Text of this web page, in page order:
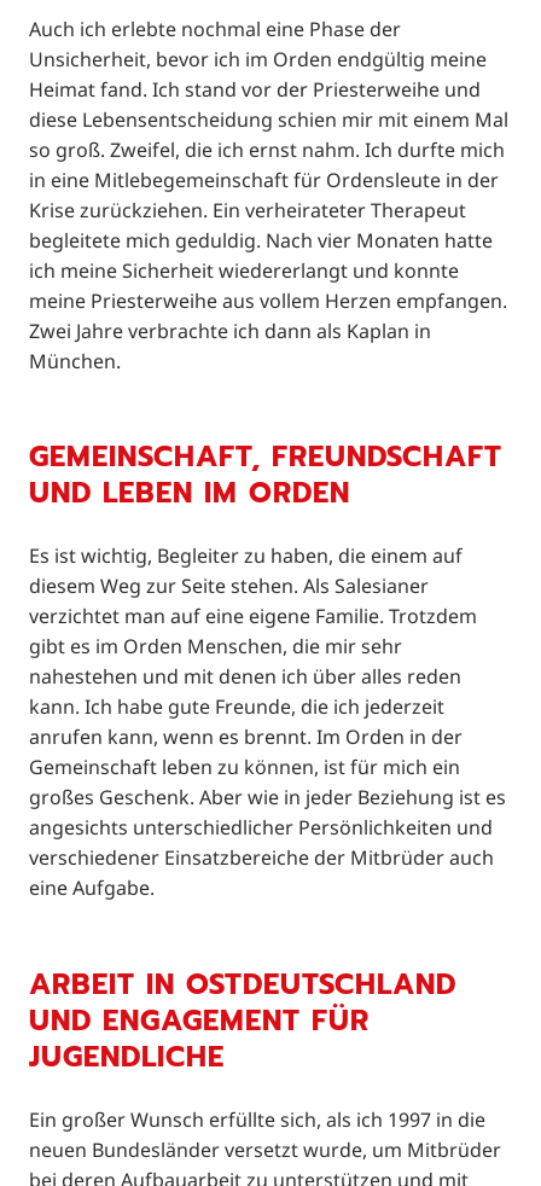
Auch ich erlebte nochmal eine Phase der
Unsicherheit, bevor ich im Orden endgültig meine
Heimat fand. Ich stand vor der Priesterweihe und
diese Lebensentscheidung schien mir mit einem Mal
so groß. Zweifel, die ich ernst nahm. Ich durfte mich
in eine Mitlebegemeinschaft für Ordensleute in der
Krise zurückziehen. Ein verheirateter Therapeut
begleitete mich geduldig. Nach vier Monaten hatte
ich meine Sicherheit wiedererlangt und konnte
meine Priesterweihe aus vollem Herzen empfangen.
Zwei Jahre verbrachte ich dann als Kaplan in
München.
GEMEINSCHAFT, FREUNDSCHAFT
UND LEBEN IM ORDEN
Es ist wichtig, Begleiter zu haben, die einem auf
diesem Weg zur Seite stehen. Als Salesianer
verzichtet man auf eine eigene Familie. Trotzdem
gibt es im Orden Menschen, die mir sehr
nahestehen und mit denen ich über alles reden
kann. Ich habe gute Freunde, die ich jederzeit
anrufen kann, wenn es brennt. Im Orden in der
Gemeinschaft leben zu können, ist für mich ein
großes Geschenk. Aber wie in jeder Beziehung ist es
angesichts unterschiedlicher Persönlichkeiten und
verschiedener Einsatzbereiche der Mitbrüder auch
eine Aufgabe.
ARBEIT IN OSTDEUTSCHLAND
UND ENGAGEMENT FÜR
JUGENDLICHE
Ein großer Wunsch erfüllte sich, als ich 1997 in die
neuen Bundesländer versetzt wurde, um Mitbrüder
bei deren Aufbauarbeit zu unterstützen und mit